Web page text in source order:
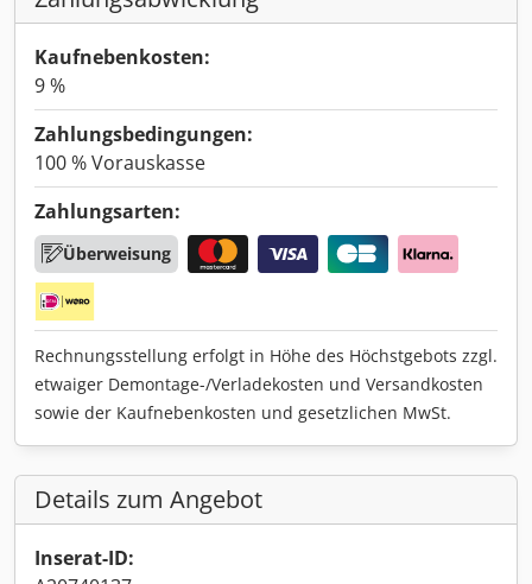
Kaufnebenkosten:
9 %
Zahlungsbedingungen:
100 % Vorauskasse
Zahlungsarten:
Überweisung
Rechnungsstellung erfolgt in Höhe des Höchstgebots zzgl.
etwaiger Demontage-/Verladekosten und Versandkosten
sowie der Kaufnebenkosten und gesetzlichen MwSt.
Details zum Angebot
Inserat-ID: